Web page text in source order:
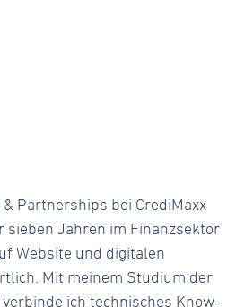
Partnerships bei CrediMaxx
sieben Jahren im Finanzsektor
Website und digitalen
Mit meinem Studium der
ich technisches Know-